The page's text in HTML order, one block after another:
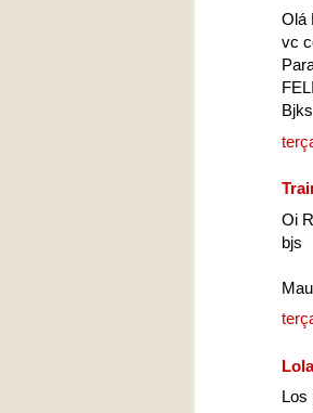
Olá
vc
Bjks
Oi
bjs
Los